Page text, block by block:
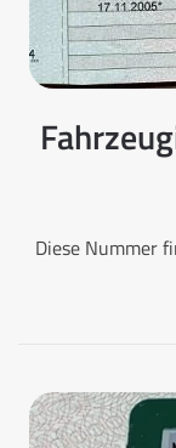
Diese Nummer